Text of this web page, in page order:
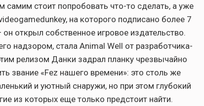
самим стоит попробовать что-то сделать, а уже
на которого подписано более 7
открыл собственное игровое издательство.
надзором, стала Animal Well от разработчика-
релизом Данки задрал планку чрезвычайно
звание «Fez нашего времени»: это столь же
и уютный снаружи, но при этом глубокий
из которых еще только предстоит найти.